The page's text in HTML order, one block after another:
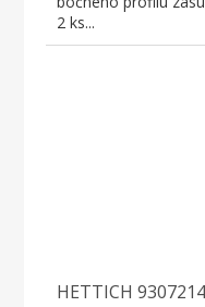
2 ks...
HETTICH